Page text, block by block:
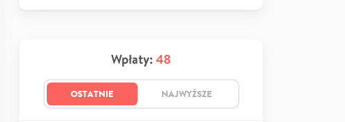
Wpłaty: 48
OSTATNIE NAJWYŻSZE